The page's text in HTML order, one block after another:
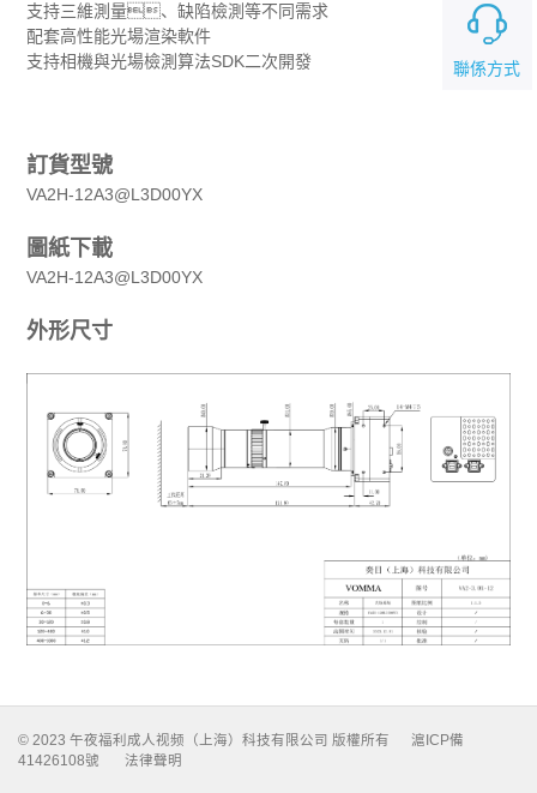
支持三維測量、缺陷檢測等不同需求
配套高性能光場渲染軟件
支持相機與光場檢測算法SDK二次開發
訂貨型號
VA2H-12A3@L3D00YX
圖紙下載
VA2H-12A3@L3D00YX
外形尺寸
© 2023 午夜福利成人视频（上海）科技有限公司 版權所有
滬ICP備
41426108號
法律聲明
聯係方式